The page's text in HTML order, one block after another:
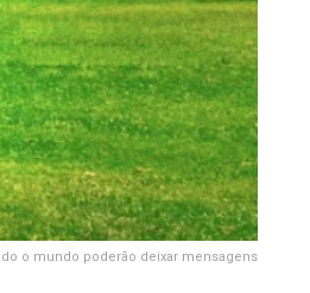
o mundo poderão deixar mensagens